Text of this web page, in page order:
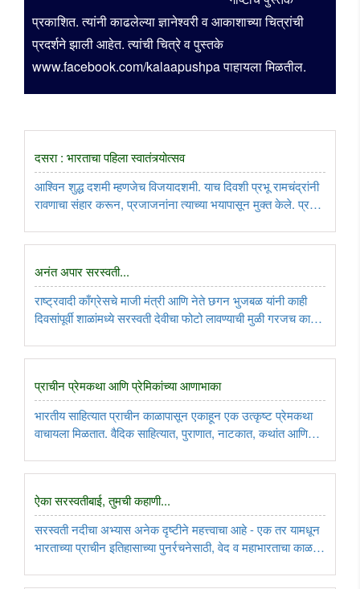
प्रकाशित. त्यांनी काढलेल्या ज्ञानेश्वरी व आकाशाच्या चित्रांची
प्रदर्शने झाली आहेत. त्यांची चित्रे व पुस्तके
www.facebook.com/kalaapushpa पाहायला मिळतील.
दसरा : भारताचा पहिला स्वातंत्र्योत्सव
आश्विन शुद्ध दशमी म्हणजेच विजयादशमी. याच दिवशी प्रभू रामचंद्रांनी
रावणाचा संहार करून, प्रजाजनांना त्याच्या भयापासून मुक्त केले. प्रभू
अनंत अपार सरस्वती...
राष्ट्रवादी काँग्रेसचे माजी मंत्री आणि नेते छगन भुजबळ यांनी काही
दिवसांपूर्वी शाळांमध्ये सरस्वती देवीचा फोटो लावण्याची मुळी गरजच काय,
प्राचीन प्रेमकथा आणि प्रेमिकांच्या आणाभाका
भारतीय साहित्यात प्राचीन काळापासून एकाहून एक उत्कृष्ट प्रेमकथा
वाचायला मिळतात. वैदिक साहित्यात, पुराणात, नाटकात, कथांत आणि
ऐका सरस्वतीबाई, तुमची कहाणी...
सरस्वती नदीचा अभ्यास अनेक दृष्टीने महत्त्वाचा आहे - एक तर यामधून
भारताच्या प्राचीन इतिहासाच्या पुनर्रचनेसाठी, वेद व महाभारताचा काळ